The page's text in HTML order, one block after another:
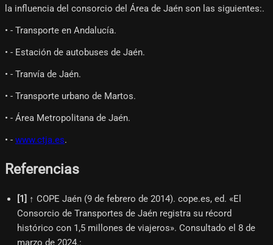
la influencia del consorcio del Área de Jaén son las siguientes:.
• - Transporte en Andalucía.
• - Estación de autobuses de Jaén.
• - Tranvía de Jaén.
• - Transporte urbano de Martos.
• - Área Metropolitana de Jaén.
• - www.ctja.es.
Referencias
[1] ↑ COPE Jaén (9 de febrero de 2014). cope.es, ed. «El
Consorcio de Transportes de Jaén registra su récord
histórico con 1,5 millones de viajeros». Consultado el 8 de
marzo de 2024.: